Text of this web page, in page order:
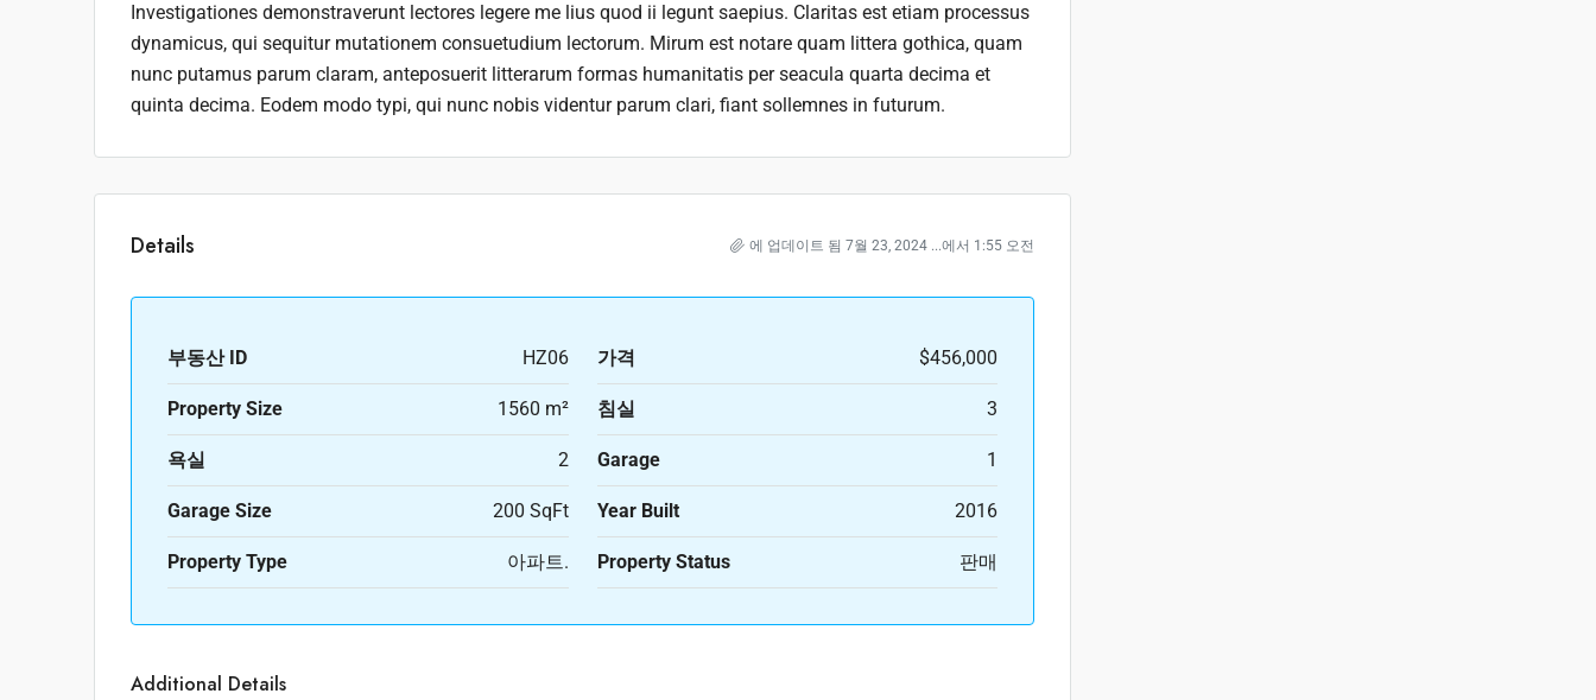
Investigationes demonstraverunt lectores legere me lius quod ii legunt saepius. Claritas est etiam processus
dynamicus, qui sequitur mutationem consuetudium lectorum. Mirum est notare quam littera gothica, quam
nunc putamus parum claram, anteposuerit litterarum formas humanitatis per seacula quarta decima et
quinta decima. Eodem modo typi, qui nunc nobis videntur parum clari, fiant sollemnes in futurum.
Details 에 업데이트 됨 7월 23, 2024 ...에서 1:55 오전
부동산 ID HZ06 가격 $456,000
Property Size 1560 m² 침실 3
욕실 2 Garage 1
Garage Size 200 SqFt Year Built 2016
Property Type 아파트. Property Status 판매
Additional Details